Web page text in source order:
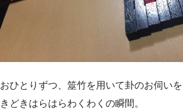
おひとりずつ、筮竹を用いて卦のお伺い
きどきはらはらわくわくの瞬間。